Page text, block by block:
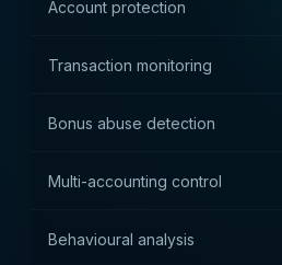
Account protection
Transaction monitoring
Bonus abuse detection
Multi-accounting control
Behavioural analysis